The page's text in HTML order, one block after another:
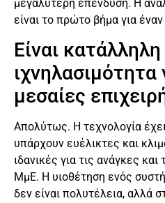
μεγαλύτερη επένδυση. Η
είναι το πρώτο βήμα για
Είναι κατάλληλη
ιχνηλασιμότητα
μεσαίες
Απολύτως. Η τεχνολογία
υπάρχουν ευέλικτες και
ιδανικές για τις ανάγκες
ΜμΕ. Η υιοθέτηση ενός
δεν είναι πολυτέλεια, αλλά